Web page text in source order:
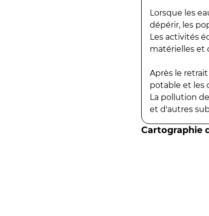
Lorsque les
dépérir, les
Les activités
matérielles et
Après le
potable et les
La pollution
et d'autres
Cartographie